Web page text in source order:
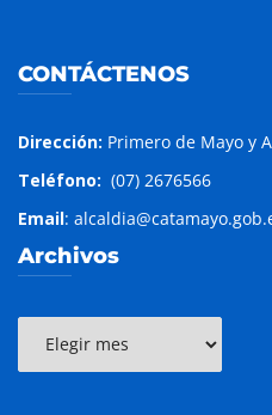
CONTÁCTENOS
Dirección: Primero de Mayo y
Teléfono: (07) 2676566
Email:
Archivos